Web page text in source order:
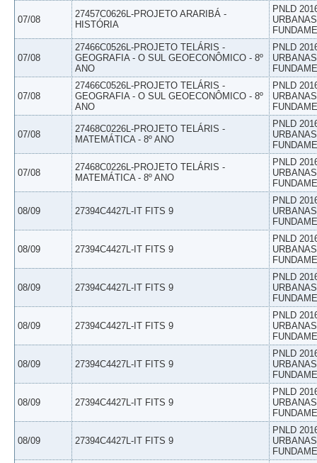
07/08
27457C0626L-PROJETO ARARIBÁ -
HISTÓRIA
PNLD
07/08
27466C0526L-PROJETO TELÁRIS -
GEOGRAFIA - O SUL GEOECONÔMICO - 8º
ANO
PNLD
07/08
27466C0526L-PROJETO TELÁRIS -
GEOGRAFIA - O SUL GEOECONÔMICO - 8º
ANO
PNLD
07/08
27468C0226L-PROJETO TELÁRIS -
MATEMÁTICA - 8º ANO
PNLD
07/08
27468C0226L-PROJETO TELÁRIS -
MATEMÁTICA - 8º ANO
PNLD
08/09 27394C4427L-IT FITS 9
PNLD
08/09 27394C4427L-IT FITS 9
PNLD
08/09 27394C4427L-IT FITS 9
PNLD
08/09 27394C4427L-IT FITS 9
PNLD
08/09 27394C4427L-IT FITS 9
PNLD
08/09 27394C4427L-IT FITS 9
PNLD
08/09 27394C4427L-IT FITS 9
PNLD